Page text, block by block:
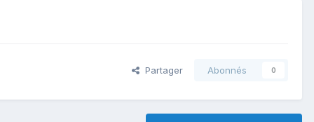
Partager Abonnés 0